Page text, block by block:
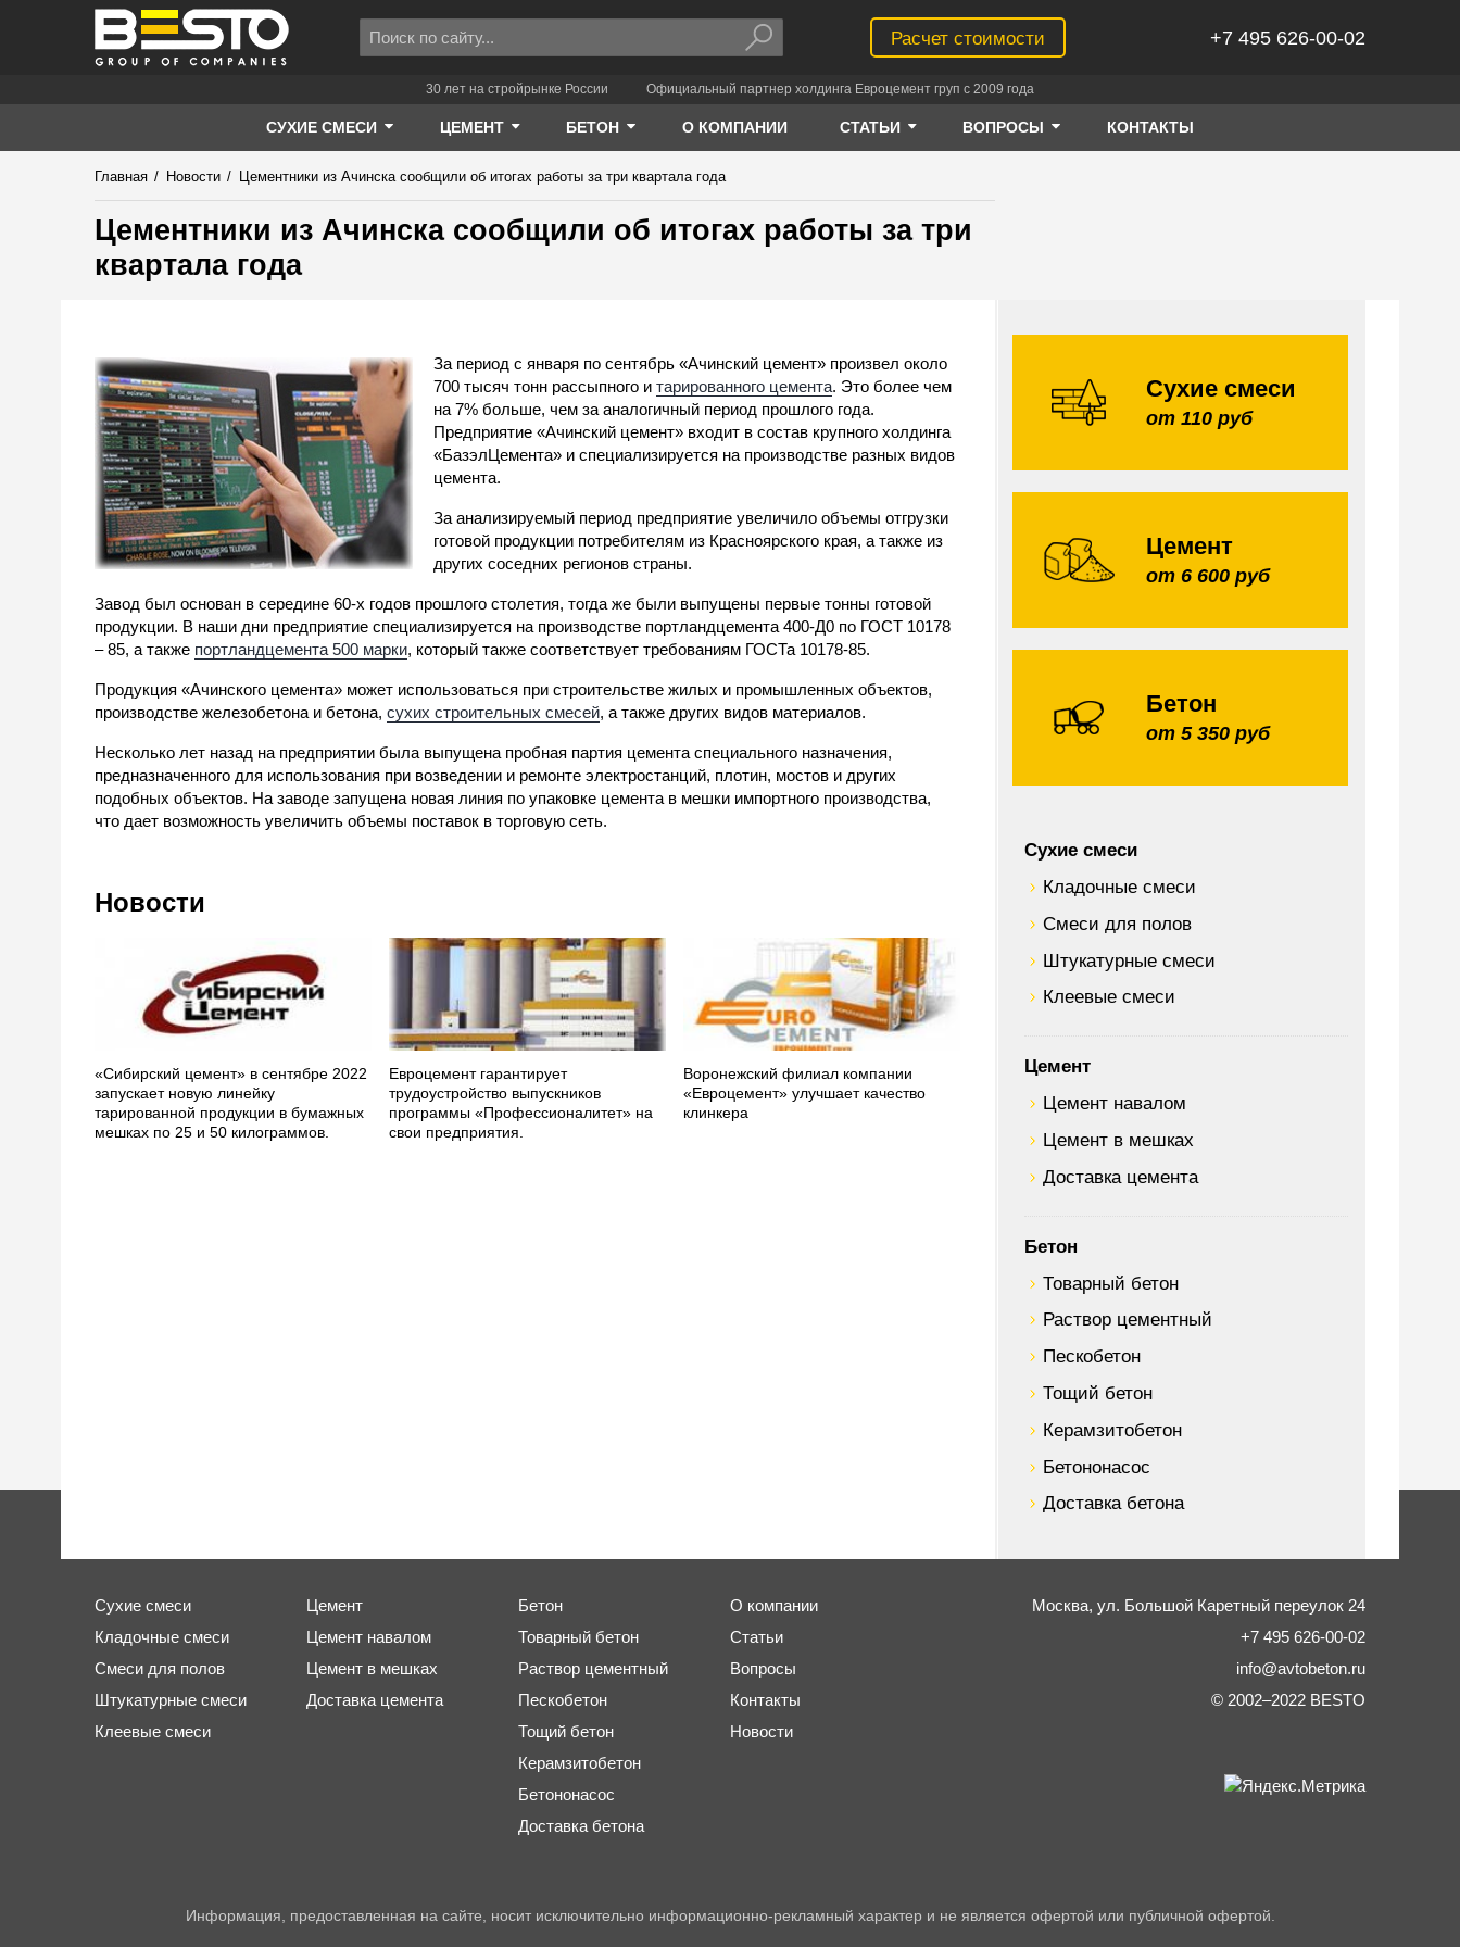
Расчет стоимости +7 495 626-00-02
30 лет на стройрынке России Официальный партнер холдинга Евроцемент груп с 2009 года
СУХИЕ СМЕСИ ЦЕМЕНТ БЕТОН О КОМПАНИИ СТАТЬИ ВОПРОСЫ КОНТАКТЫ
Главная / Новости / Цементники из Ачинска сообщили об итогах работы за три квартала года
Цементники из Ачинска сообщили об итогах работы за три
квартала года
За период с января по сентябрь «Ачинский цемент» произвел около
700 тысяч тонн рассыпного итарированного цемента. Это более чем
на 7% больше, чем за аналогичный период прошлого года.
Предприятие «Ачинский цемент» входит в состав крупного холдинга
«БазэлЦемента» и специализируется на производстве разных видов
цемента.
За анализируемый период предприятие увеличило объемы отгрузки
готовой продукции потребителям из Красноярского края, а также из
других соседних регионов страны.
Завод был основан в середине 60-х годов прошлого столетия, тогда же были выпущены первые тонны готовой
продукции. В наши дни предприятие специализируется на производстве портландцемента 400-Д0 по ГОСТ 10178
– 85, а также портландцемента 500 марки, который также соответствует требованиям ГОСТа 10178-85.
Продукция «Ачинского цемента» может использоваться при строительстве жилых и промышленных объектов,
производстве железобетона и бетона, сухих строительных смесей, а также других видов материалов.
Несколько лет назад на предприятии была выпущена пробная партия цемента специального назначения,
предназначенного для использования при возведении и ремонте электростанций, плотин, мостов и других
подобных объектов. На заводе запущена новая линия по упаковке цемента в мешки импортного производства,
что дает возможность увеличить объемы поставок в торговую сеть.
Новости
«Сибирский цемент» в сентябре 2022
запускает новую линейку
тарированной продукции в бумажных
мешках по 25 и 50 килограммов.
Евроцемент гарантирует
трудоустройство выпускников
программы «Профессионалитет» на
свои предприятия.
Воронежский филиал компании
«Евроцемент» улучшает качество
клинкера
Сухие смеси
от 110 руб
Цемент
от 6 600 руб
Бетон
от 5 350 руб
Сухие смеси
Кладочные смеси
Смеси для полов
Штукатурные смеси
Клеевые смеси
Цемент
Цемент навалом
Цемент в мешках
Доставка цемента
Бетон
Товарный бетон
Раствор цементный
Пескобетон
Тощий бетон
Керамзитобетон
Бетононасос
Доставка бетона
Сухие смеси
Кладочные смеси
Смеси для полов
Штукатурные смеси
Клеевые смеси
Цемент
Цемент навалом
Цемент в мешках
Доставка цемента
Бетон
Товарный бетон
Раствор цементный
Пескобетон
Тощий бетон
Керамзитобетон
Бетононасос
Доставка бетона
О компании
Статьи
Вопросы
Контакты
Новости
Москва, ул. Большой Каретный переулок 24
+7 495 626-00-02
info@avtobeton.ru
© 2002–2022 BESTO
Информация, предоставленная на сайте, носит исключительно информационно-рекламный характер и не является офертой или публичной офертой.